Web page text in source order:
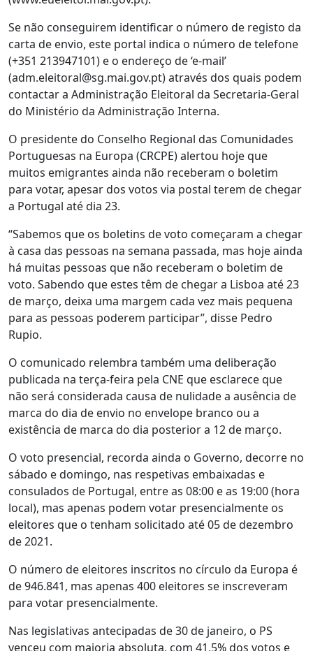
Se não conseguirem identificar o número de registo da
carta de envio, este portal indica o número de telefone
(+351 213947101) e o endereço de ‘e-mail’
(adm.eleitoral@sg.mai.gov.pt) através dos quais podem
contactar a Administração Eleitoral da Secretaria-Geral
do Ministério da Administração Interna.
O presidente do Conselho Regional das Comunidades
Portuguesas na Europa (CRCPE) alertou hoje que
muitos emigrantes ainda não receberam o boletim
para votar, apesar dos votos via postal terem de chegar
a Portugal até dia 23.
“Sabemos que os boletins de voto começaram a chegar
à casa das pessoas na semana passada, mas hoje ainda
há muitas pessoas que não receberam o boletim de
voto. Sabendo que estes têm de chegar a Lisboa até 23
de março, deixa uma margem cada vez mais pequena
para as pessoas poderem participar”, disse Pedro
Rupio.
O comunicado relembra também uma deliberação
publicada na terça-feira pela CNE que esclarece que
não será considerada causa de nulidade a ausência de
marca do dia de envio no envelope branco ou a
existência de marca do dia posterior a 12 de março.
O voto presencial, recorda ainda o Governo, decorre no
sábado e domingo, nas respetivas embaixadas e
consulados de Portugal, entre as 08:00 e as 19:00 (hora
local), mas apenas podem votar presencialmente os
eleitores que o tenham solicitado até 05 de dezembro
de 2021.
O número de eleitores inscritos no círculo da Europa é
de 946.841, mas apenas 400 eleitores se inscreveram
para votar presencialmente.
Nas legislativas antecipadas de 30 de janeiro, o PS
venceu com maioria absoluta, com 41,5% dos votos e